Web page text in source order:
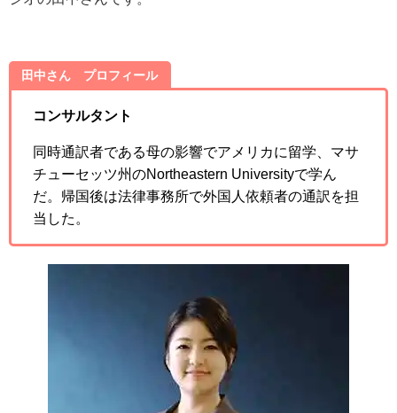
田中さん プロフィール
コンサルタント
同時通訳者である母の影響でアメリカに留学、マサ
チューセッツ州のNortheastern Universityで学ん
だ。帰国後は法律事務所で外国人依頼者の通訳を担
当した。